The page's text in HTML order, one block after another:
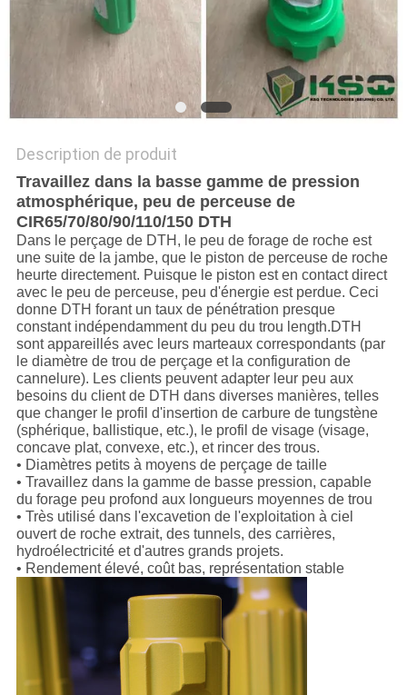
PRIVACY
POLICY
Description de produit
Travaillez dans la basse gamme de pression
atmosphérique, peu de perceuse de
CIR65/70/80/90/110/150 DTH
Dans le perçage de DTH, le peu de forage de roche est
une suite de la jambe, que le piston de perceuse de roche
heurte directement. Puisque le piston est en contact direct
avec le peu de perceuse, peu d'énergie est perdue. Ceci
donne DTH forant un taux de pénétration presque
constant indépendamment du peu du trou length.DTH
sont appareillés avec leurs marteaux correspondants (par
le diamètre de trou de perçage et la configuration de
cannelure). Les clients peuvent adapter leur peu aux
besoins du client de DTH dans diverses manières, telles
que changer le profil d'insertion de carbure de tungstène
(sphérique, ballistique, etc.), le profil de visage (visage,
concave plat, convexe, etc.), et rincer des trous.
• Diamètres petits à moyens de perçage de taille
• Travaillez dans la gamme de basse pression, capable
du forage peu profond aux longueurs moyennes de trou
• Très utilisé dans l'excavetion de l'exploitation à ciel
ouvert de roche extrait, des tunnels, des carrières,
hydroélectricité et d'autres grands projets.
• Rendement élevé, coût bas, représentation stable